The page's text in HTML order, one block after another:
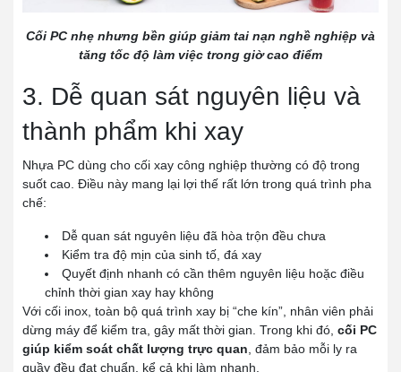
Cối PC nhẹ nhưng bền giúp giảm tai nạn nghề nghiệp và
tăng tốc độ làm việc trong giờ cao điểm
3. Dễ quan sát nguyên liệu và
thành phẩm khi xay
Nhựa PC dùng cho cối xay công nghiệp thường có độ trong
suốt cao. Điều này mang lại lợi thế rất lớn trong quá trình pha
chế:
Dễ quan sát nguyên liệu đã hòa trộn đều chưa
Kiểm tra độ mịn của sinh tố, đá xay
Quyết định nhanh có cần thêm nguyên liệu hoặc điều
chỉnh thời gian xay hay không
Với cối inox, toàn bộ quá trình xay bị “che kín”, nhân viên phải
dừng máy để kiểm tra, gây mất thời gian. Trong khi đó, cối PC
giúp kiểm soát chất lượng trực quan , đảm bảo mỗi ly ra
quầy đều đạt chuẩn, kể cả khi làm nhanh.